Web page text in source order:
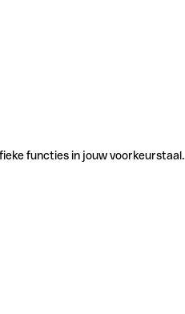
functies in jouw voorkeurstaal.